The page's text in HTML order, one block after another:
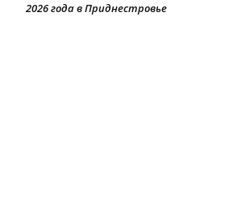
2026 года в Приднестровье